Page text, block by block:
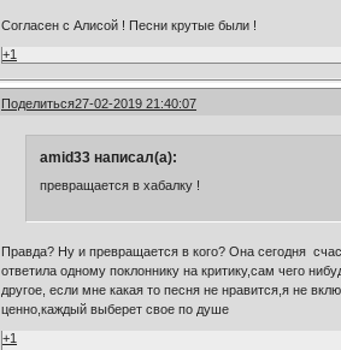
Согласен с Алисой ! Песни крутые были !
+1
Поделиться27-02-2019 21:40:07
amid33 написал(а):
превращается в хабалку !
Правда? Ну и превращается в кого? Она сегодня
ответила одному поклоннику на критику,сам чего
другое, если мне какая то песня не нравится,я не
ценно,каждый выберет свое по душе
+1